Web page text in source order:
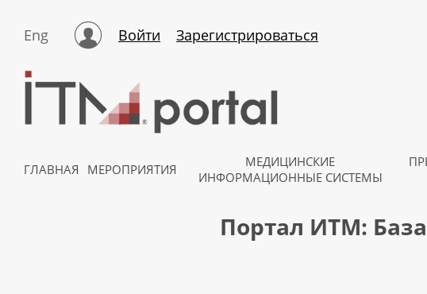
Eng Войти Зарегистрироваться
ГЛАВНАЯ МЕРОПРИЯТИЯ
МЕДИЦИНСКИЕ
ИНФОРМАЦИОННЫЕ СИСТЕМЫ
Портал ИТМ: